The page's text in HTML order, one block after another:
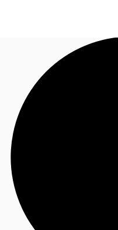
Nuestros servicios
Noticias e
Llama ahora